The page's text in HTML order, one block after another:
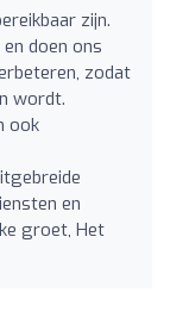
zijn.
doen ons
zodat
wordt.
ook
en
groet, Het